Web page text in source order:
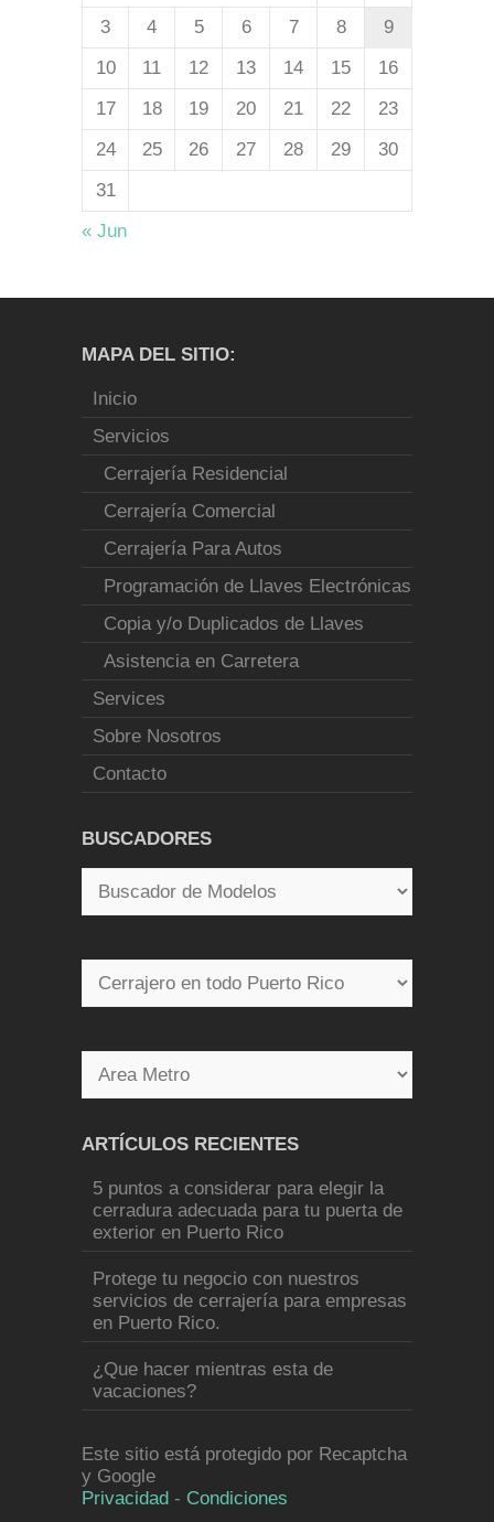
3
4 5 6 7 8
9
10
11 12 13 14 15
16
17
18 19 20 21 22
23
24
25 26 27 28 29
30
31
« Jun
MAPA DEL SITIO:
Inicio
Servicios
Cerrajería Residencial
Cerrajería Comercial
Cerrajería Para Autos
Programación de Llaves Electrónicas
Copia y/o Duplicados de Llaves
Asistencia en Carretera
Services
Sobre Nosotros
Contacto
BUSCADORES
ARTÍCULOS RECIENTES
5 puntos a considerar para elegir la
cerradura adecuada para tu puerta de
exterior en Puerto Rico
Protege tu negocio con nuestros
servicios de cerrajería para empresas
en Puerto Rico.
¿Que hacer mientras esta de
vacaciones?
Este sitio está protegido por Recaptcha
y Google
Privacidad - Condiciones